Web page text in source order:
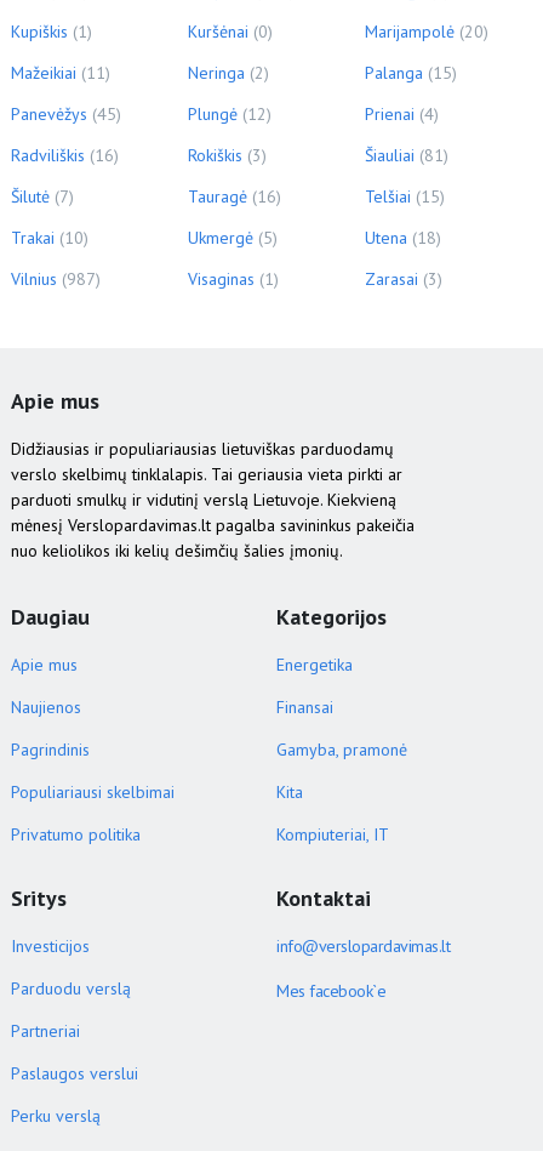
Kupiškis (1) Kuršėnai (0) Marijampolė (20)
Mažeikiai (11) Neringa (2) Palanga (15)
Panevėžys (45) Plungė (12) Prienai (4)
Radviliškis (16) Rokiškis (3) Šiauliai (81)
Šilutė (7) Tauragė (16) Telšiai (15)
Trakai (10) Ukmergė (5) Utena (18)
Vilnius (987) Visaginas (1) Zarasai (3)
Apie mus
Didžiausias ir populiariausias lietuviškas parduodamų
verslo skelbimų tinklalapis. Tai geriausia vieta pirkti ar
parduoti smulkų ir vidutinį verslą Lietuvoje. Kiekvieną
mėnesį Verslopardavimas.lt pagalba savininkus pakeičia
nuo keliolikos iki kelių dešimčių šalies įmonių.
Daugiau
Apie mus
Naujienos
Pagrindinis
Populiariausi skelbimai
Privatumo politika
Kategorijos
Energetika
Finansai
Gamyba, pramonė
Kita
Kompiuteriai, IT
Sritys
Investicijos
Parduodu verslą
Partneriai
Paslaugos verslui
Perku verslą
Kontaktai
info@verslopardavimas.lt
Mes facebook`e